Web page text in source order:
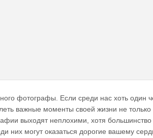
фотографы. Если среди нас хоть один
важные моменты своей жизни не
выходят неплохими, хотя большинство
них могут оказаться дорогие вашему